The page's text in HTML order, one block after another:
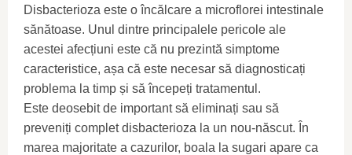
Disbacterioza este o încălcare a microflorei intestinale
sănătoase. Unul dintre principalele pericole ale
acestei afecțiuni este că nu prezintă simptome
caracteristice, așa că este necesar să diagnosticați
problema la timp și să începeți tratamentul.
Este deosebit de important să eliminați sau să
preveniți complet disbacterioza la un nou-născut. În
marea majoritate a cazurilor, boala la sugari apare ca